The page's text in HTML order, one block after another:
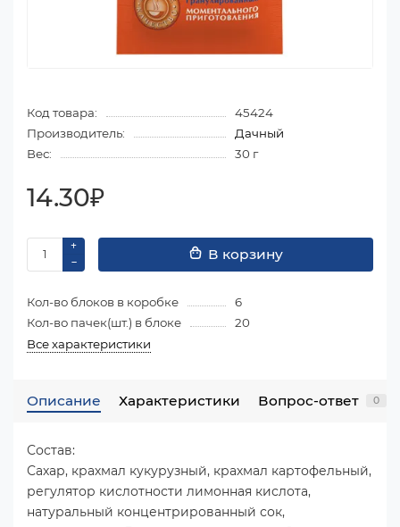
Код товара:
45424
Производитель:
Дачный
Вес:
30 г
14.30₽
В корзину
Кол-во блоков в коробке
6
Кол-во пачек(шт.) в блоке
20
Все характеристики
Описание Характеристики Вопрос-ответ 0
Состав:
Сахар, крахмал кукурузный, крахмал картофельный,
регулятор кислотности лимонная кислота,
натуральный концентрированный сок,